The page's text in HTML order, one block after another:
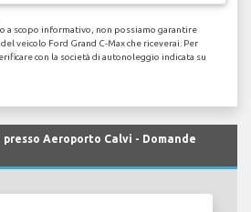
a scopo informativo, non possiamo garantire
veicolo Ford Grand C-Max che riceverai. Per
con la società di autonoleggio indicata su
Aeroporto Calvi - Domande